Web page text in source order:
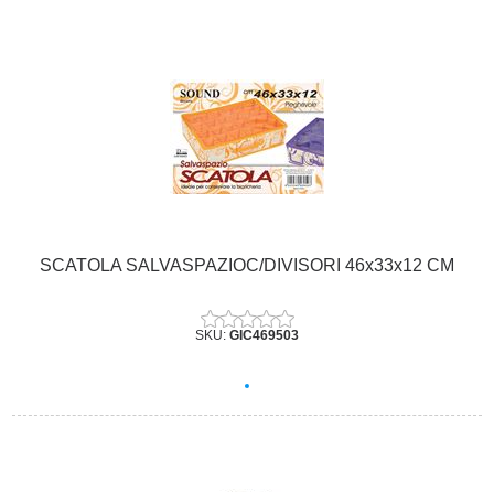
SCATOLA SALVASPAZIOC/DIVISORI 46x33x12 CM
SKU: GIC469503